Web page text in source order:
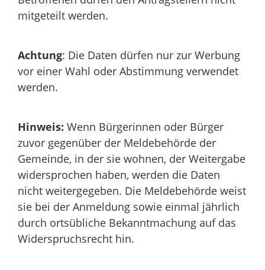
mitgeteilt werden.
Achtung: Die Daten dürfen nur zur Werbung
vor einer Wahl oder Abstimmung verwendet
werden.
Hinweis: Wenn Bürgerinnen oder Bürger
zuvor gegenüber der Meldebehörde der
Gemeinde, in der sie wohnen, der Weitergabe
widersprochen haben, werden die Daten
nicht weitergegeben. Die Meldebehörde weist
sie bei der Anmeldung sowie einmal jährlich
durch ortsübliche Bekanntmachung auf das
Widerspruchsrecht hin.